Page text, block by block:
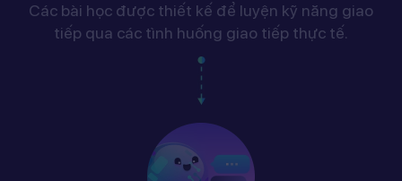
Các bài học được thiết kế để luyện kỹ năng giao
tiếp qua các tình huống giao tiếp thực tế.